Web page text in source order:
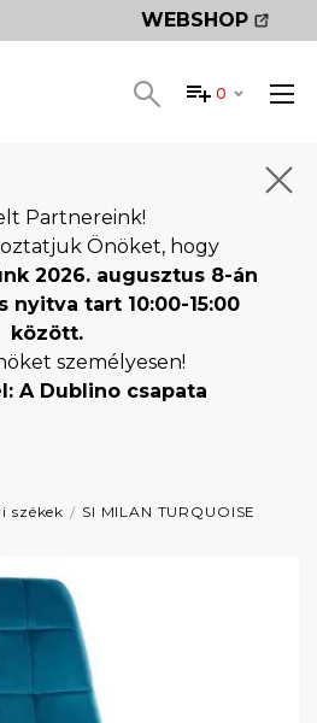
WEBSHOP
0
Partnereink!
Önöket, hogy
2026. augusztus 8-án
nyitva tart 10:00-15:00
között.
személyesen!
A Dublino csapata
székek SI MILAN TURQUOISE